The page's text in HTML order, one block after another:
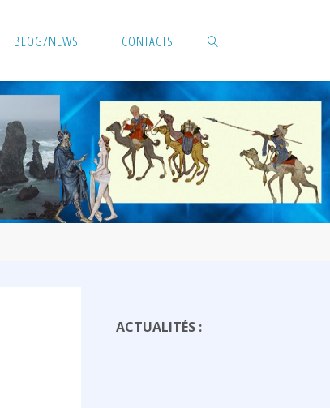
BLOG/NEWS CONTACTS
SEARCH
ACTUALITÉS :